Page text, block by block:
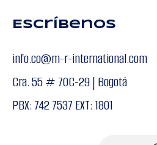
Escríbenos
info.co@m-r-international.com
Cra. 55 # 70C-29 | Bogotá
PBX: 742 7537 EXT: 1801